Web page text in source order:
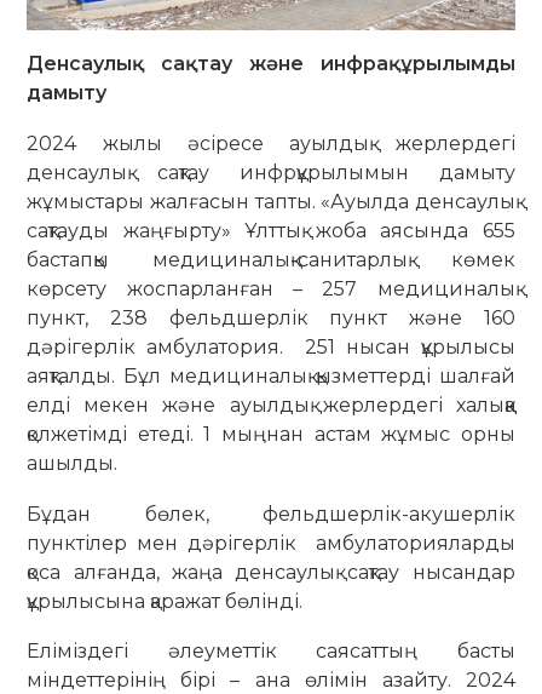
Денсаулық сақтау және инфрақұрылымды
дамыту
2024 жылы әсіресе ауылдық жерлердегі
денсаулық сақтау инфрқұрылымын дамыту
жұмыстары жалғасын тапты. «Ауылда денсаулық
сақтауды жаңғырту» Ұлттық жоба аясында 655
бастапқы медициналық-санитарлық көмек
көрсету жоспарланған – 257 медициналық
пункт, 238 фельдшерлік пункт және 160
дәрігерлік амбулатория. 251 нысан құрылысы
аяқталды. Бұл медициналық қызметтерді шалғай
елді мекен және ауылдық жерлердегі халыққа
қолжетімді етеді. 1 мыңнан астам жұмыс орны
ашылды.
Бұдан бөлек, фельдшерлік-акушерлік
пунктілер мен дәрігерлік амбулаторияларды
қоса алғанда, жаңа денсаулық сақтау нысандар
құрылысына қаражат бөлінді.
Еліміздегі әлеуметтік саясаттың басты
міндеттерінің бірі – ана өлімін азайту. 2024